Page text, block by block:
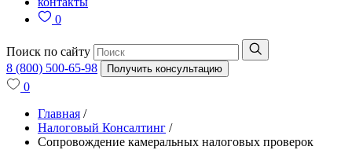
0
Поиск по сайту
8 (800) 500-65-98
Получить консультацию
0
Главная /
Налоговый Консалтинг /
Сопровождение камеральных налоговых проверок